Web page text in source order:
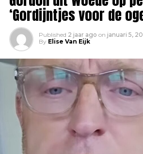
‘Gordijntjes voor de
Published 2 jaar ago on januari 5,
By Elise Van Eijk